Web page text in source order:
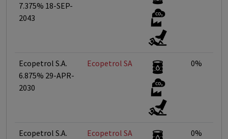
7.375% 18-SEP-
2043
Ecopetrol S.A.
6.875% 29-APR-
2030
Ecopetrol SA 0%
Ecopetrol S.A.
Ecopetrol SA 0%